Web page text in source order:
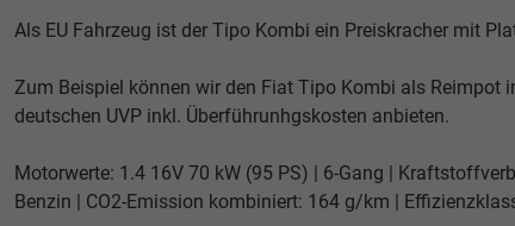
Als EU Fahrzeug ist der Tipo Kombi ein Preiskracher mit
Zum Beispiel können wir den Fiat Tipo Kombi als Reimpot
deutschen UVP inkl. Überführunhgskosten anbieten.
Motorwerte: 1.4 16V 70 kW (95 PS) | 6-Gang |
Benzin | CO2-Emission kombiniert: 164 g/km |